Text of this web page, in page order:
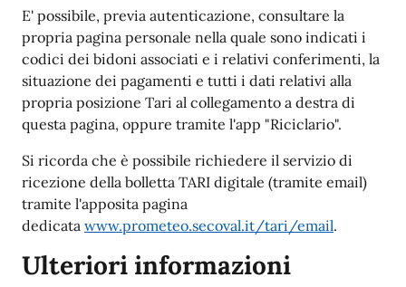
E' possibile, previa autenticazione, consultare la
propria pagina personale nella quale sono indicati i
codici dei bidoni associati e i relativi conferimenti, la
situazione dei pagamenti e tutti i dati relativi alla
propria posizione Tari al collegamento a destra di
questa pagina, oppure tramite l'app "Riciclario".
Si ricorda che è possibile richiedere il servizio di
ricezione della bolletta TARI digitale (tramite email)
tramite l'apposita pagina
dedicata www.prometeo.secoval.it/tari/email.
Ulteriori informazioni